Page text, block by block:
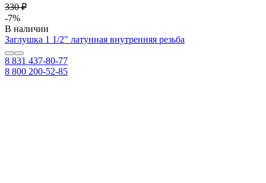
330 ₽
-7%
В наличии
Заглушка 1 1/2" латунная внутренняя резьба
8 831 437-80-77
8 800 200-52-85